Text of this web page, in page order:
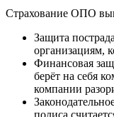
Страхование ОПО
Защита
организациям,
Финансовая
берёт на себя
компании
полиса